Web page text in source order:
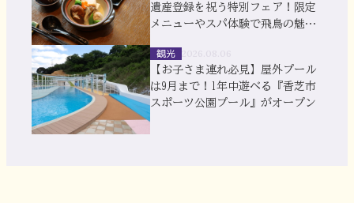
遺産登録を祝う特別フェア！限定
メニューやスパ体験で飛鳥の魅力
観光
【お子さま連れ必見】屋外プール
は9月まで！1年中遊べる『香芝市
スポーツ公園プール』がオープン